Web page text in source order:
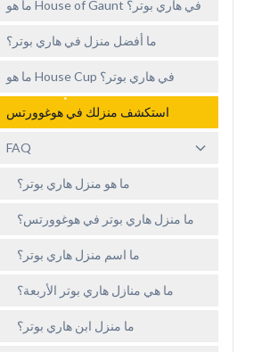
ما هو House of Gaunt في هاري بوتر؟
ما أفضل منزل في هاري بوتر؟
ما هو House Cup في هاري بوتر؟
استكشف منزلك في هوغوورتس
FAQ
ما هو منزل هاري بوتر؟
ما منزل هاري بوتر في هوغوورتس؟
ما اسم منزل هاري بوتر؟
ما هي منازل هاري بوتر الأربعة؟
ما منزل ابن هاري بوتر؟